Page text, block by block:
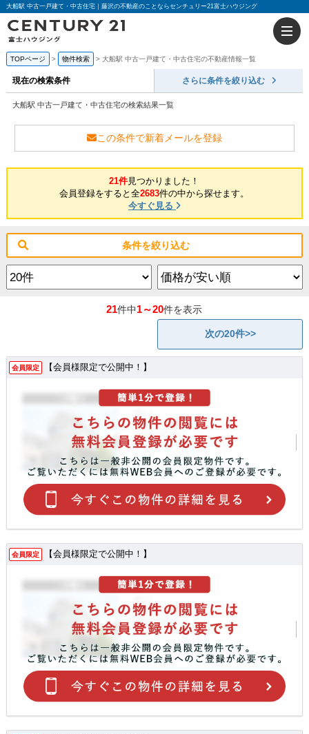
大船駅 中古一戸建て・中古住宅｜藤沢の不動産のことならセンチュリー21富士ハウジング
TOPページ 物件検索 大船駅 中古一戸建て・中古住宅の不動産情報一覧
現在の検索条件 さらに条件を絞り込む
大船駅 中古一戸建て・中古住宅の検索結果一覧
この条件で新着メールを登録
21件見つかりました！
会員登録をすると全2683件の中から探せます。
今すぐ見る
条件を絞り込む
21件中1～20件を表示
次の20件>>
会員限定 【会員様限定で公開中！】
会員限定 【会員様限定で公開中！】